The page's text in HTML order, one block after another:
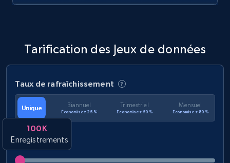
Category id, Product id, Product name, Price,
Best Buy products
URL, Product id, Title, Images, Final price,
Tarification des Jeux de données
Taux de rafraîchissement
Unique Biannuel
Économisez 25 %
Trimestriel
Économisez 50 %
Mensuel
Économisez 80 %
100K
Enregistrements